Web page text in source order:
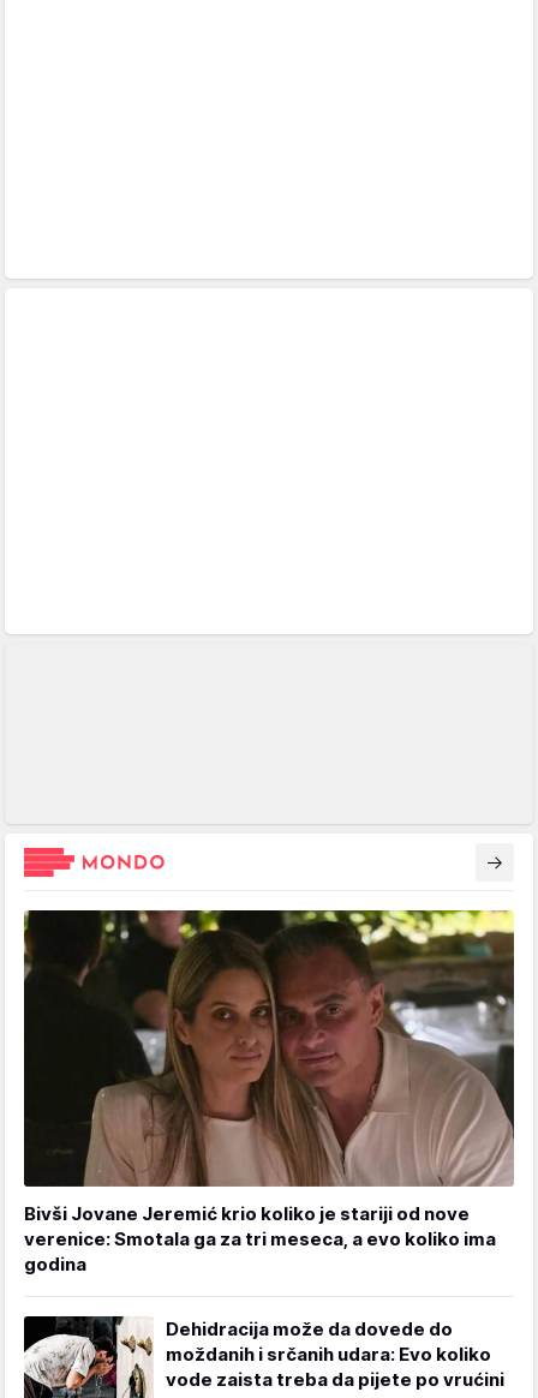
Bivši Jovane Jeremić krio koliko je stariji od nove
verenice: Smotala ga za tri meseca, a evo koliko ima
godina
Dehidracija može da dovede do
moždanih i srčanih udara: Evo koliko
vode zaista treba da pijete po vrućini